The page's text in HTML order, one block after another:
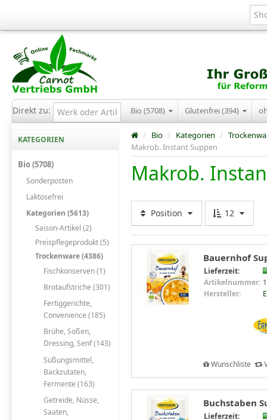
Direkt zu: Bio (5708) Glutenfrei (394)
KATEGORIEN
Bio (5708)
Sonderposten
Laktosefrei
Kategorien (5613)
Saison-Artikel (2)
Preispflegeprodukt (5)
Trockenware (4386)
Fischkonserven (1)
Brotaufstriche (301)
Fertiggerichte,
Convenience (185)
Brühe, Soßen,
Dressing, Senf (143)
Süßungsmittel,
Backzutaten,
Fermente (163)
Getreide, Nüsse,
Saaten,
/ Bio / Kategorien /
Makrob. Instant Suppen
Makrob.
Position 12
Bauernhof
Lieferzeit:
Artikelnummer:
Hersteller:
Wunschliste
Buchstaben
Lieferzeit: